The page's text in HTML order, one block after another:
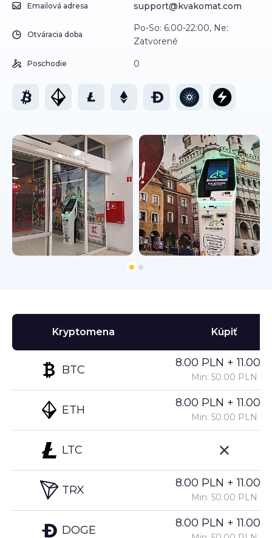
Emailová adresa support@kvakomat.com
Otváracia doba
Po-So: 6:00-22:00, Ne:
Zatvorené
Poschodie 0
Kryptomena
BTC
ETH
LTC
TRX
DOGE
Kúpiť
8.00 PLN +
Min: 50.00 PLN
8.00 PLN +
Min: 50.00 PLN
8.00 PLN +
Min: 50.00 PLN
8.00 PLN +